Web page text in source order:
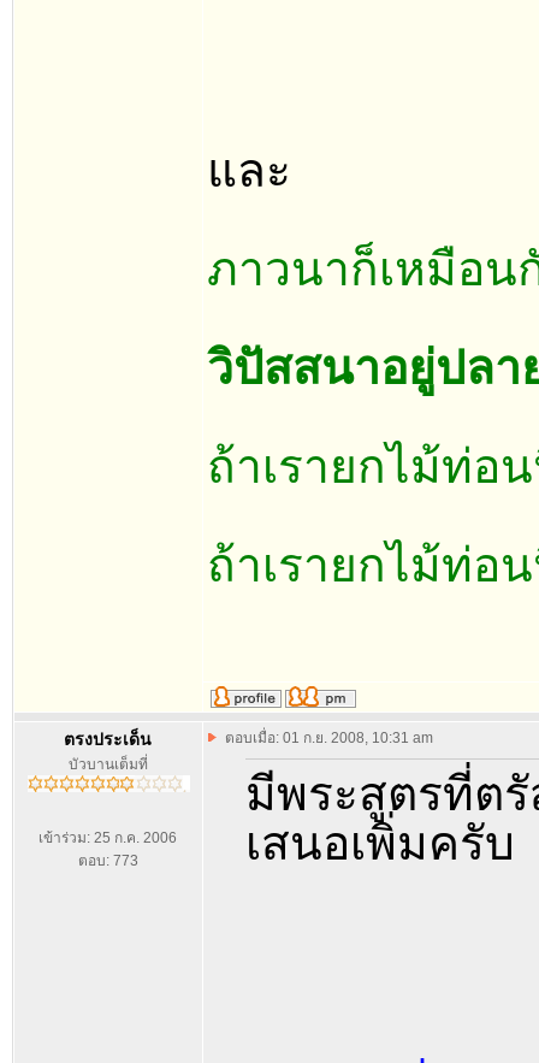
และ
ภาวนาก็เหมือน
วิปัสสนาอยู่ปล
ถ้าเรายกไม้ท่อ
ถ้าเรายกไม้ท่อ
ตรงประเด็น
บัวบานเต็มที่
เข้าร่วม: 25 ก.ค. 2006
ตอบ: 773
ตอบเมื่อ: 01 ก.ย. 2008, 10:31 am
มีพระสูตรที่ต
เสนอเพิ่มครับ